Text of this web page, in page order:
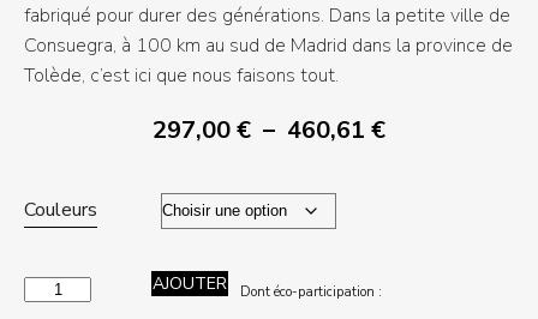
fabriqué pour durer des générations. Dans la petite ville de
Consuegra, à 100 km au sud de Madrid dans la province de
Tolède, c’est ici que nous faisons tout.
297,00€ – 460,61 €Plage
Couleurs
quantité AJOUTER Dont éco-participation :